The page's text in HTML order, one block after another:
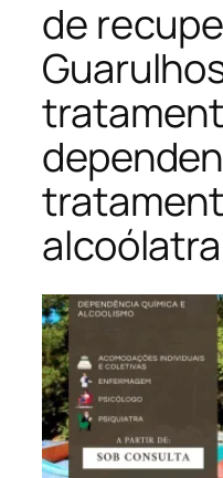
de
alcoólatra